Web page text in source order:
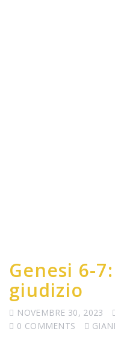
Genesi 6-
giudizio
NOVEMBRE 30, 2023
0 COMMENTS